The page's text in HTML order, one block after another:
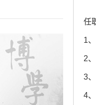
任
1
2
3
4